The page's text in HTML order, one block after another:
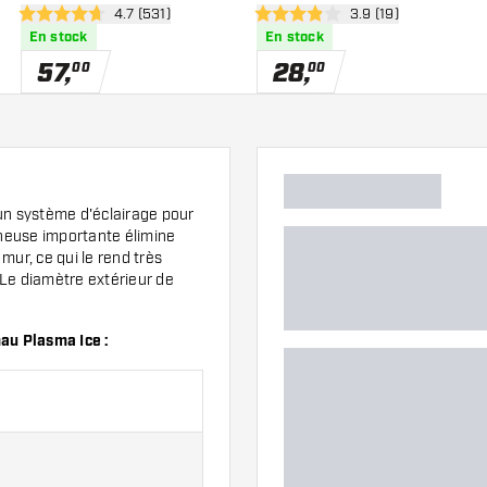
avis ouvrir le panneau des avis
4.7 étoiles de notation
4.7 (531)
En stock
57,00
Remplacement - Éclairage
cible Fléchettes
ouvrir le panneau
3.9 étoiles de notation
3.9 (19)
En stock
28,00
système d'éclairage pour
importante élimine
ce qui le rend très
diamètre extérieur de
Plasma Ice :